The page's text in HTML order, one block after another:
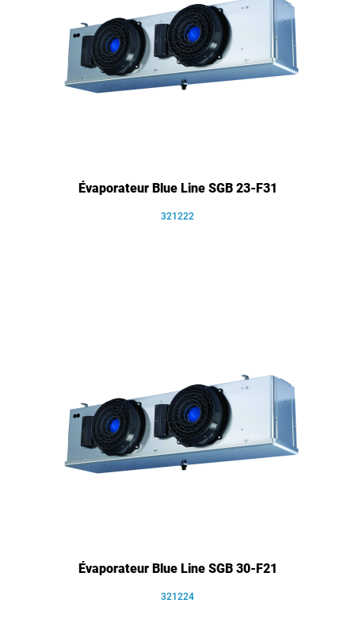
Évaporateur Blue Line SGB 23-F31
321222
Évaporateur Blue Line SGB 30-F21
321224